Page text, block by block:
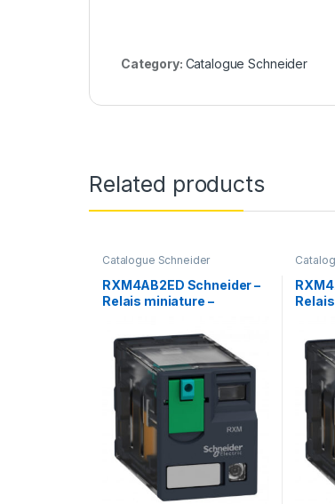
Category: Catalogue Schneider
Related products
Catalogue Schneider
RXM4AB2ED Schneider –
Relais miniature –
4OF (inverseur) – 12A –
48VDC – Zelio RXM
4OF